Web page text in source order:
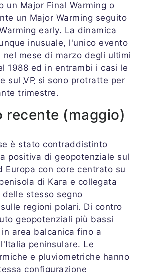
un Major Final Warming o
un Major Warming seguito
early. La dinamica
inusuale, l'unico evento
nel mese di marzo degli ultimi
1988 ed in entrambi i casi le
sul VP si sono protratte per
trimestre.
recente (maggio)
è stato contraddistinto
positiva di geopotenziale sul
Europa con core centrato su
di Kara e collegata
delle stesso segno
regioni polari. Di contro
geopotenziali più bassi
area balcanica fino a
peninsulare. Le
e pluviometriche hanno
configurazione